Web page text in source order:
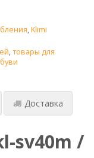
,Klimi
,товары для
Доставка
sv40m /